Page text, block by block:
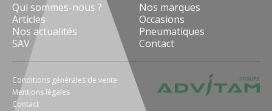
Qui sommes-nous ?
Nos marques
Articles
Occasions
Nos actualités
Pneumatiques
SAV
Contact
Conditions générales de vente
Mentions légales
Contact